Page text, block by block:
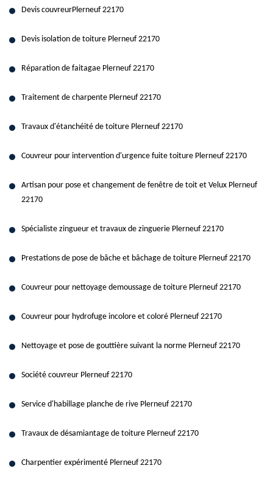
Devis couvreurPlerneuf 22170
Devis isolation de toiture Plerneuf 22170
Réparation de faitagae Plerneuf 22170
Traitement de charpente Plerneuf 22170
Travaux d'étanchéité de toiture Plerneuf 22170
Couvreur pour intervention d'urgence fuite toiture Plerneuf 22170
Artisan pour pose et changement de fenêtre de toit et Velux Plerneuf
22170
Spécialiste zingueur et travaux de zinguerie Plerneuf 22170
Prestations de pose de bâche et bâchage de toiture Plerneuf 22170
Couvreur pour nettoyage demoussage de toiture Plerneuf 22170
Couvreur pour hydrofuge incolore et coloré Plerneuf 22170
Nettoyage et pose de gouttière suivant la norme Plerneuf 22170
Société couvreur Plerneuf 22170
Service d'habillage planche de rive Plerneuf 22170
Travaux de désamiantage de toiture Plerneuf 22170
Charpentier expérimenté Plerneuf 22170